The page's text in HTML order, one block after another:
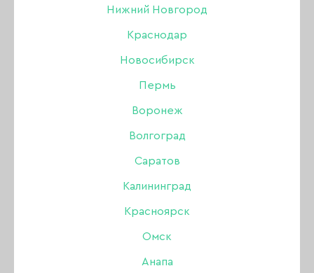
Нижний Новгород
Краснодар
Новосибирск
Пермь
Воронеж
Волгоград
Саратов
Калининград
Красноярск
Омск
Анапа